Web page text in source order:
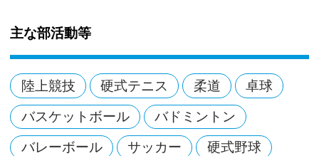
主な部活動等
陸上競技 硬式テニス 柔道 卓球
バスケットボール バドミントン
バレーボール サッカー 硬式野球